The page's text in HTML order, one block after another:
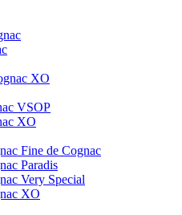
XO
VSOP
XO
Fine de Cognac
Paradis
Very Special
XO